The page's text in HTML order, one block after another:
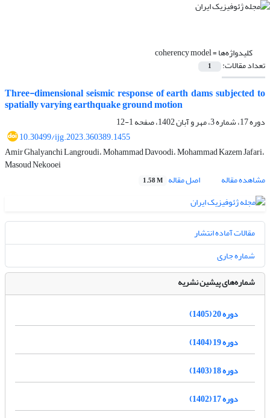
کلیدواژه‌ها =coherency model
تعداد مقالات: 1
Three-dimensional seismic response of earth dams subjected to
spatially varying earthquake ground motion
دوره 17، شماره 3، مهر و آبان 1402، صفحه
1-12
10.30499/ijg.2023.360389.1455
Amir Ghalyanchi Langroudi، Mohammad Davoodi، Mohammad Kazem Jafari،
Masoud Nekooei
مشاهده مقاله
اصل مقاله 1.58 M
مقالات آماده انتشار
شماره جاری
شماره‌های پیشین نشریه
دوره 20 (1405)
دوره 19 (1404)
دوره 18 (1403)
دوره 17 (1402)